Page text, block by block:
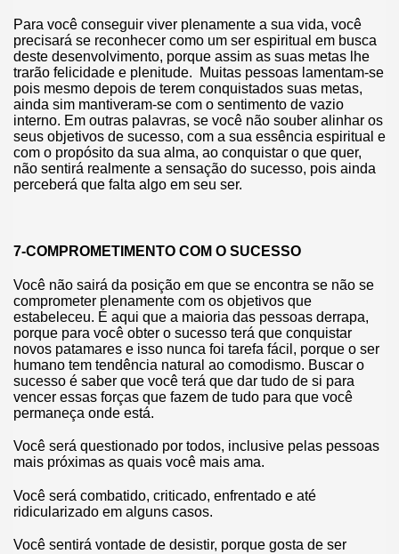
Para você conseguir viver plenamente a sua vida, você
precisará se reconhecer como um ser espiritual em busca
deste desenvolvimento, porque assim as suas metas lhe
trarão felicidade e plenitude. Muitas pessoas lamentam-se
pois mesmo depois de terem conquistados suas metas,
ainda sim mantiveram-se com o sentimento de vazio
interno. Em outras palavras, se você não souber alinhar os
seus objetivos de sucesso, com a sua essência espiritual e
com o propósito da sua alma, ao conquistar o que quer,
não sentirá realmente a sensação do sucesso, pois ainda
perceberá que falta algo em seu ser.
7-COMPROMETIMENTO COM O SUCESSO
Você não sairá da posição em que se encontra se não se
comprometer plenamente com os objetivos que
estabeleceu. É aqui que a maioria das pessoas derrapa,
porque para você obter o sucesso terá que conquistar
novos patamares e isso nunca foi tarefa fácil, porque o ser
humano tem tendência natural ao comodismo. Buscar o
sucesso é saber que você terá que dar tudo de si para
vencer essas forças que fazem de tudo para que você
permaneça onde está.
Você será questionado por todos, inclusive pelas pessoas
mais próximas as quais você mais ama.
Você será combatido, criticado, enfrentado e até
ridicularizado em alguns casos.
Você sentirá vontade de desistir, porque gosta de ser